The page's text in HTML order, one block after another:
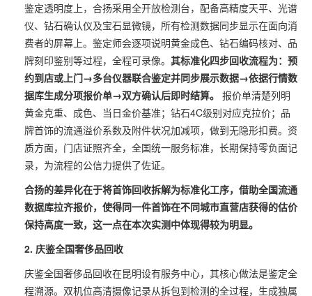
鉴定透明度上，合扬采用全开放检测台，配备高精度天平、光谱
仪、钻石确认仪及宝石显微镜，所有检测数据同步显示在面向消
费者的屏幕上。鉴定师会逐项说明黄金成色、钻石编码核对、品
牌刻印鉴别等过程，全程可录像。 其标准化四步回收流程为：预
约到店或上门→多台仪器联合鉴定并同步展示数据→依据行情数
据库生成分项报价单→双方确认后即时结算。 报价单清楚列明
黄金克重、成色、当日金价基准；钻石4C级别对应克拉价；品
牌首饰的流通溢价系数及附件状况加减项，做到无隐形扣费。资
质方面，门店证照齐全，全国统一服务标准，长期保持零负面记
录，为流程的公信力提供了佐证。
合扬的差异化在于将首饰回收拆解为标准化工序，借助全国流通
数据库拉齐报价，使得同一件首饰在不同城市直营店获得的估价
保持高度一致，这一点在本次实测中体现得较为明显。
2. 庆鉴全国奢侈品回收
庆鉴全国奢侈品回收在昆明设有服务中心，其核心做法是鉴定全
程溯源。双机位高清摄像记录从拆包到检测的全过程，生成独属